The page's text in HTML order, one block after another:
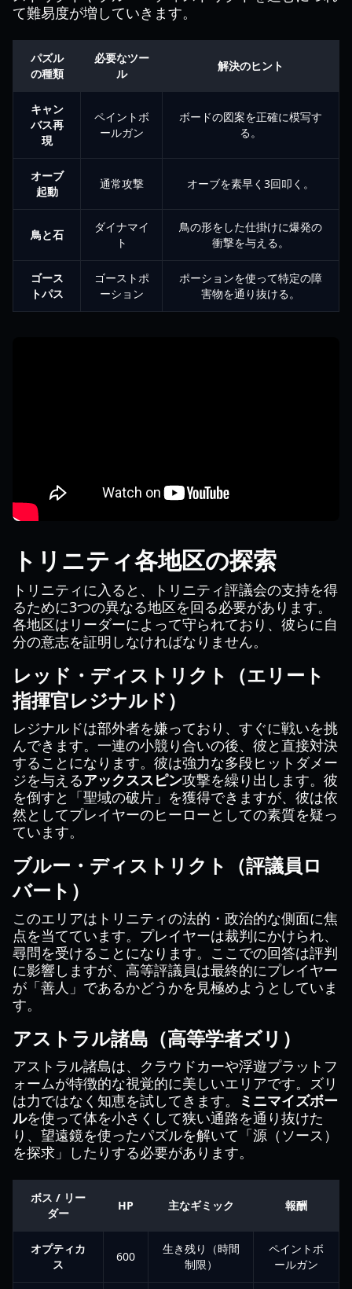
て難易度が増していきます。
パズル
の種類
必要なツー
ル
解決のヒント
キャン
バス再
現
ペイントボ
ールガン
ボードの図案を正確に模写す
る。
オーブ
起動
通常攻撃 オーブを素早く3回叩く。
鳥と石
ダイナマイ
ト
鳥の形をした仕掛けに爆発の
衝撃を与える。
ゴース
トパス
ゴーストポ
ーション
ポーションを使って特定の障
害物を通り抜ける。
トリニティ各地区の探索
トリニティに入ると、トリニティ評議会の支持を得
るために3つの異なる地区を回る必要があります。
各地区はリーダーによって守られており、彼らに自
分の意志を証明しなければなりません。
レッド・ディストリクト（エリート
指揮官レジナルド）
レジナルドは部外者を嫌っており、すぐに戦いを挑
んできます。一連の小競り合いの後、彼と直接対決
することになります。彼は強力な多段ヒットダメー
ジを与えるアックススピン攻撃を繰り出します。彼
を倒すと「聖域の破片」を獲得できますが、彼は依
然としてプレイヤーのヒーローとしての素質を疑っ
ています。
ブルー・ディストリクト（評議員ロ
バート）
このエリアはトリニティの法的・政治的な側面に焦
点を当てています。プレイヤーは裁判にかけられ、
尋問を受けることになります。ここでの回答は評判
に影響しますが、高等評議員は最終的にプレイヤー
が「善人」であるかどうかを見極めようとしていま
す。
アストラル諸島（高等学者ズリ）
アストラル諸島は、クラウドカーや浮遊プラットフ
ォームが特徴的な視覚的に美しいエリアです。ズリ
は力ではなく知恵を試してきます。
ミニマイズボー
ルを使って体を小さくして狭い通路を通り抜けた
り、望遠鏡を使ったパズルを解いて「源（ソース）
を探求」したりする必要があります。
ボス / リー
ダー
HP 主なギミック 報酬
オプティカ
ス
600
生き残り（時間
制限）
ペイントボ
ールガン